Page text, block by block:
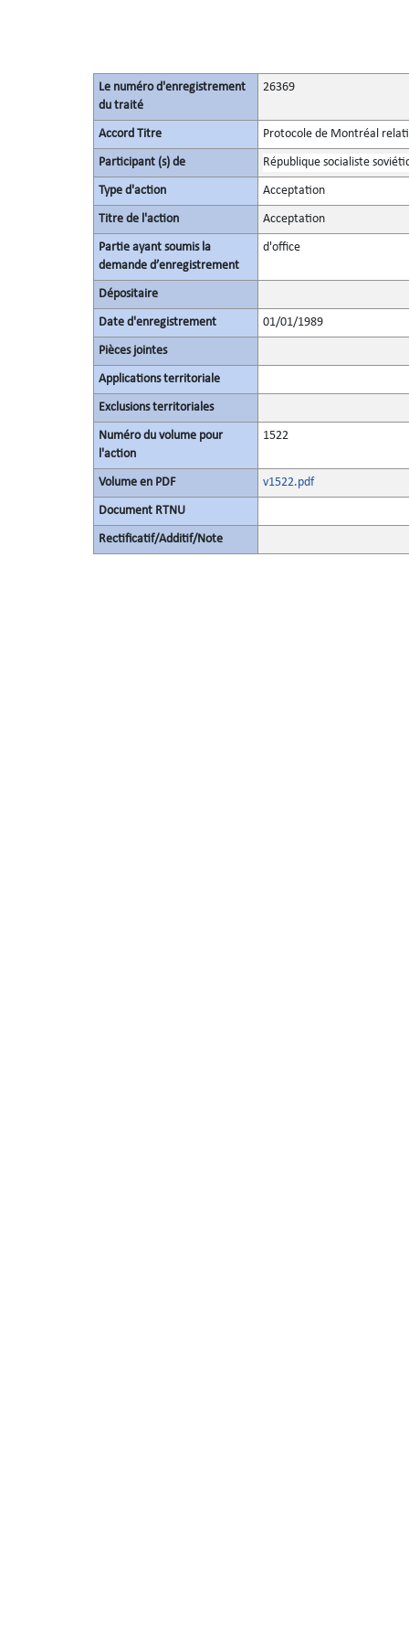
Le numéro d'enregistrement
du traité
26369
Accord Titre Protocole de Montréal
Participant (s) de République socialiste
Type d'action Acceptation
Titre de l'action Acceptation
Partie ayant soumis la
demande d’enregistrement
d'office
Dépositaire
Date d'enregistrement 01/01/1989
Pièces jointes
Applications territoriale
Exclusions territoriales
Numéro du volume pour
l'action
1522
Volume en PDF v1522.pdf
Document RTNU
Rectificatif/Additif/Note